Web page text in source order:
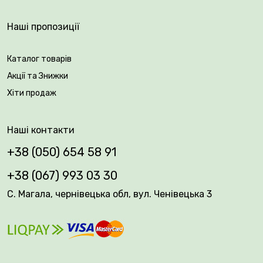
Наші пропозиції
Каталог товарів
Акції та Знижки
Хіти продаж
Наші контакти
+38 (050) 654 58 91
+38 (067) 993 03 30
С. Магала, чернівецька обл, вул. Ченівецька 3